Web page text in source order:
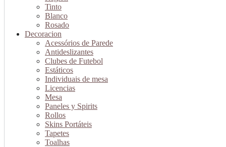
Tinto
Blanco
Rosado
Decoracion
Acessórios de Parede
Antideslizantes
Clubes de Futebol
Estáticos
Individuais de mesa
Licencias
Mesa
Paneles y Spirits
Rollos
Skins Portáteis
Tapetes
Toalhas